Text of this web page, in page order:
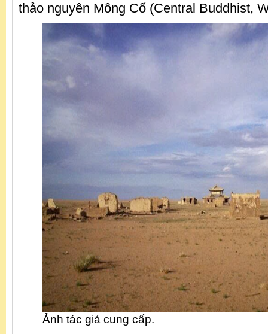
thảo nguyên Mông Cổ (Central Buddhist,
Ảnh tác giả cung cấp.